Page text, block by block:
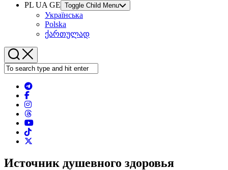
PL UA GE Toggle Child Menu
Українська
Polska
ქართულად
Источник душевного здоровья